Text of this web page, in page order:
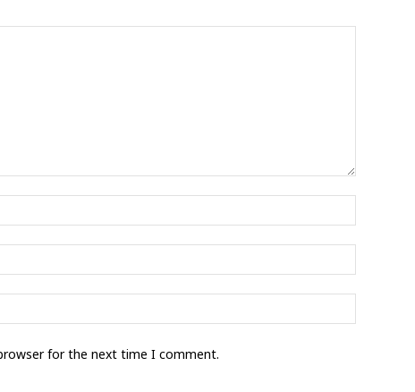
for the next time I comment.